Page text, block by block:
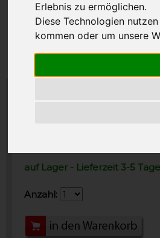
Erlebnis zu ermöglichen.
Diese Technologien
kommen oder um unsere
auf Lager - Lieferzeit 3-5 Tage
Anzahl: